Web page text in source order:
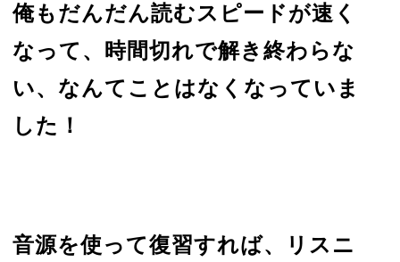
俺もだんだん読むスピードが速く
なって、時間切れで解き終わらな
い、なんてことはなくなっていま
した！
音源を使って復習すれば、リスニ